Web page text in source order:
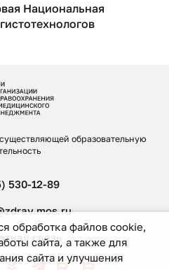
Национальная
образовательную
530-12-89
связь
обработка файлов cookie,
сайта, а также для
сайта и улучшения